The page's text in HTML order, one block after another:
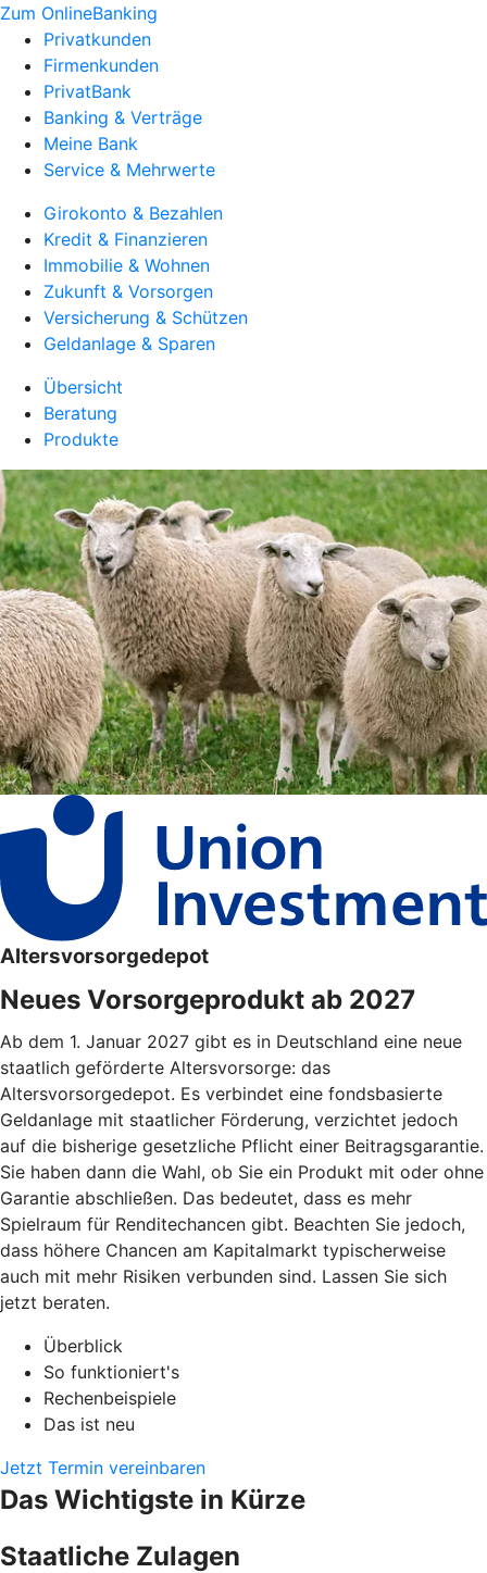
Zum OnlineBanking
Privatkunden
Firmenkunden
PrivatBank
Banking & Verträge
Meine Bank
Service & Mehrwerte
Girokonto & Bezahlen
Kredit & Finanzieren
Immobilie & Wohnen
Zukunft & Vorsorgen
Versicherung & Schützen
Geldanlage & Sparen
Übersicht
Beratung
Produkte
Altersvorsorgedepot
Neues Vorsorgeprodukt ab 2027
Ab dem 1. Januar 2027 gibt es in Deutschland eine neue
staatlich geförderte Altersvorsorge: das
Altersvorsorgedepot. Es verbindet eine fondsbasierte
Geldanlage mit staatlicher Förderung, verzichtet jedoch
auf die bisherige gesetzliche Pflicht einer Beitragsgarantie.
Sie haben dann die Wahl, ob Sie ein Produkt mit oder ohne
Garantie abschließen. Das bedeutet, dass es mehr
Spielraum für Renditechancen gibt. Beachten Sie jedoch,
dass höhere Chancen am Kapitalmarkt typischerweise
auch mit mehr Risiken verbunden sind. Lassen Sie sich
jetzt beraten.
Überblick
So funktioniert's
Rechenbeispiele
Das ist neu
Jetzt Termin vereinbaren
Das Wichtigste in Kürze
Staatliche Zulagen